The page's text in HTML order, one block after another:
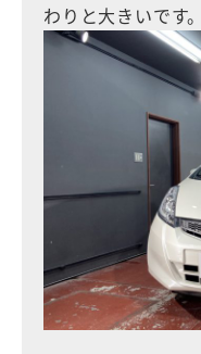
わりと大きいです。